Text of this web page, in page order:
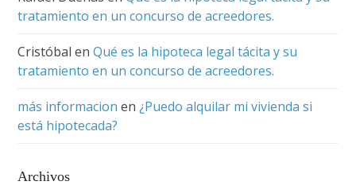
tratamiento en un concurso de acreedores.
Cristóbal enQué es la hipoteca legal tácita y su
tratamiento en un concurso de acreedores.
más informacion en¿Puedo alquilar mi vivienda si
está hipotecada?
Archivos